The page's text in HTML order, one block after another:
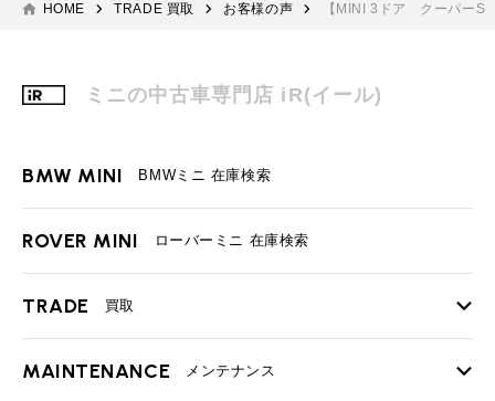
HOME TRADE 買取 お客様の声 【MINI 3ドア クーパーS
ミニの中古車専門店 iR(イール)
BMW MINI BMWミニ 在庫検索
ROVER MINI ローバーミニ 在庫検索
TRADE 買取
TOP
MAINTENANCE メンテナンス